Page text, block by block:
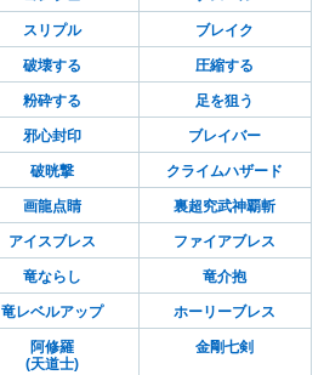
スリプル ブレイク
破壊する 圧縮する
粉砕する 足を狙う
邪心封印 ブレイバー
破晄撃 クライムハザード
画龍点睛 裏超究武神覇斬
アイスブレス ファイアブレス
竜ならし 竜介抱
竜レベルアップ ホーリーブレス
阿修羅
(天道士)
金剛七剣